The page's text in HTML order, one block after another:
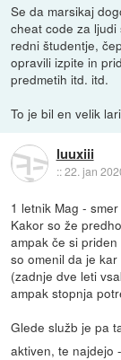
Se da marsikaj
cheat code za
redni študentje,
opravili izpite in
predmetih itd. itd.
To je bil en velik
luuxiii
::22. jan
1 letnik Mag -
Kakor so že
ampak če si
so omenil da je
(zadnje dve leti
ampak stopnja
Glede služb je pa
aktiven, te najdejo